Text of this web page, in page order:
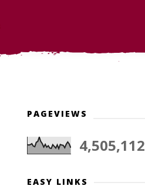
PAGEVIEWS
4,505,112
EASY LINKS